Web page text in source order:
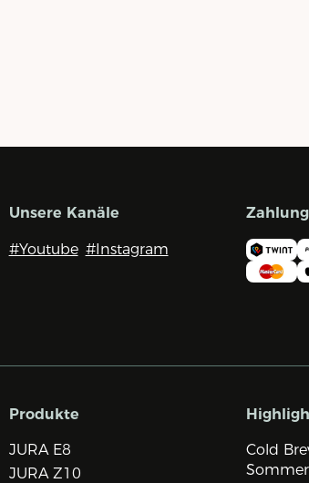
Unsere Kanäle
#Youtube #Instagram
Produkte
JURA E8
JURA Z10
Cold